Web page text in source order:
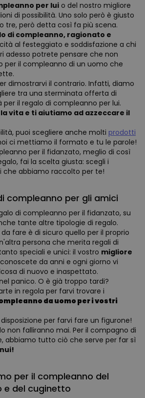
per luio del nostro migliore
di possibilità. Uno solo però è giusto
tre, però detta così fa più scena.
di compleanno, ragionato e
al festeggiato e soddisfazione a chi
adesso potrete pensare che non
per il compleanno di un uomo che
dimostrarvi il contrario. Infatti, diamo
tra una sterminata offerta di
il regalo di compleanno per lui.
vita e ti aiutiamo ad azzeccare il
puoi scegliere anche molti prodotti
ci mettiamo il formato e tu le parole!
per il fidanzato, meglio di così
fai la scelta giusta: scegli i
che abbiamo raccolto per te!
compleanno per gli amici
di compleanno per il fidanzato, su
tante altre tipologie di regalo.
fare è di sicuro quello per il proprio
persona che merita regali di
speciali e unici: il vostro migliore
da anni e ogni giorno vi
di nuovo e inaspettato.
panico. O è già troppo tardi?
in regola per farvi trovare i
da uomo per i vostri
per farvi fare un figurone!
non falliranno mai. Per il compagno di
abbiamo tutto ciò che serve per far sì
per il compleanno del
e del cuginetto